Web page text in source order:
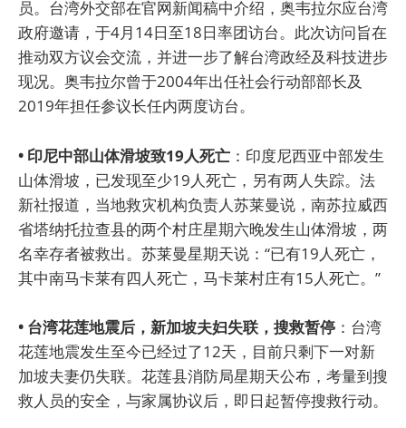
员。台湾外交部在官网新闻稿中介绍，奥韦拉尔应台湾
政府邀请，于4月14日至18日率团访台。此次访问旨在
推动双方议会交流，并进一步了解台湾政经及科技进步
现况。奥韦拉尔曾于2004年出任社会行动部部长及
2019年担任参议长任内两度访台。
• 印尼中部山体滑坡致19人死亡 ：印度尼西亚中部发生
山体滑坡，已发现至少19人死亡，另有两人失踪。法
新社报道，当地救灾机构负责人苏莱曼说，南苏拉威西
省塔纳托拉查县的两个村庄星期六晚发生山体滑坡，两
名幸存者被救出。苏莱曼星期天说：“已有19人死亡，
其中南马卡莱有四人死亡，马卡莱村庄有15人死亡。”
• 台湾花莲地震后，新加坡夫妇失联，搜救暂停 ：台湾
花莲地震发生至今已经过了12天，目前只剩下一对新
加坡夫妻仍失联。花莲县消防局星期天公布，考量到搜
救人员的安全，与家属协议后，即日起暂停搜救行动。